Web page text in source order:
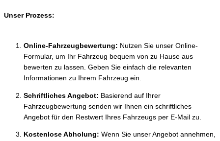
Unser Prozess:
Online-Fahrzeugbewertung: Nutzen Sie unser Online-
Formular, um Ihr Fahrzeug bequem von zu Hause aus
bewerten zu lassen. Geben Sie einfach die relevanten
Informationen zu Ihrem Fahrzeug ein.
Schriftliches Angebot: Basierend auf Ihrer
Fahrzeugbewertung senden wir Ihnen ein schriftliches
Angebot für den Restwert Ihres Fahrzeugs per E-Mail zu.
Kostenlose Abholung: Wenn Sie unser Angebot annehmen,